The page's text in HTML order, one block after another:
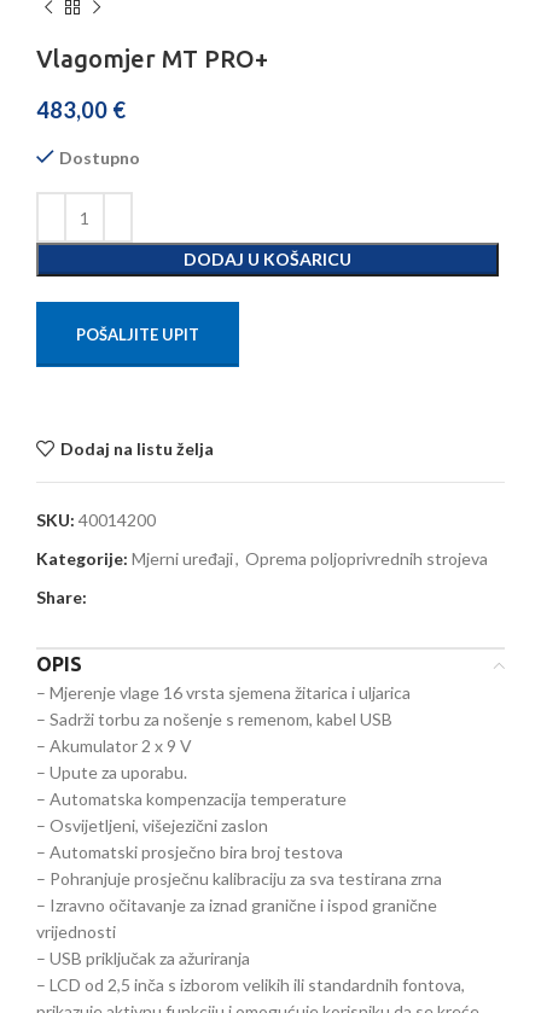
Vlagomjer MT PRO+
483,00 €
Dostupno
DODAJ U KOŠARICU
POŠALJITE UPIT
Dodaj na listu želja
SKU: 40014200
Kategorije: Mjerni uređaji, Oprema poljoprivrednih strojeva
Share:
OPIS
– Mjerenje vlage 16 vrsta sjemena žitarica i uljarica
– Sadrži torbu za nošenje s remenom, kabel USB
– Akumulator 2 x 9 V
– Upute za uporabu.
– Automatska kompenzacija temperature
– Osvijetljeni, višejezični zaslon
– Automatski prosječno bira broj testova
– Pohranjuje prosječnu kalibraciju za sva testirana zrna
– Izravno očitavanje za iznad granične i ispod granične
vrijednosti
– USB priključak za ažuriranja
– LCD od 2,5 inča s izborom velikih ili standardnih fontova,